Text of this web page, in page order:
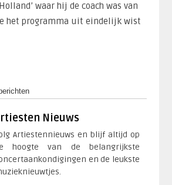
waar hij de coach was van
het programma uit eindelijk wist
Nieuws
Artiestennieuws en blijf altijd op
hoogte van de belangrijkste
en de leukste